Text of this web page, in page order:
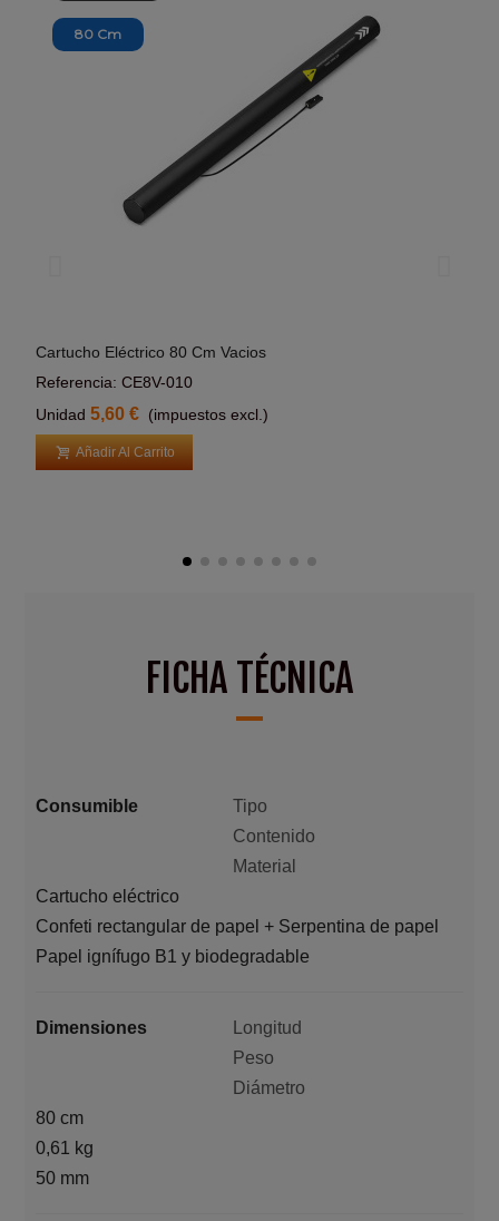
80 Cm
Añadir Al Carrito
Cartucho Eléctrico 80 Cm Vacios
Referencia: CE8V-010
Unidad 5,60 € (impuestos excl.)
Añadir Al Carrito
FICHA TÉCNICA
Consumible
Tipo
Contenido
Material
Cartucho eléctrico
Confeti rectangular de papel + Serpentina de papel
Papel ignífugo B1 y biodegradable
Dimensiones
Longitud
Peso
Diámetro
80 cm
0,61 kg
50 mm